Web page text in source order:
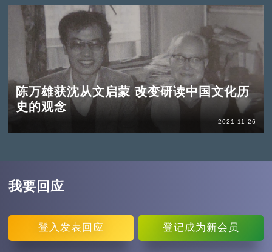
陈万雄获沈从文启蒙 改变研读中国文化历
史的观念
2021-11-26
我要回应
登入 发表回应 登记成为新会员